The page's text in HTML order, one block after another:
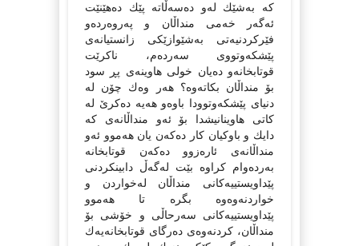
كە بەشێك لەو دەسەڵاتە پێك دەهێنێت
ئەگەر خەمی منداڵان و پەروەردەو
فێركردنیەتی بەشێوازێكی زانستیانەی
پێشكەوتووی سەردەم، ناكرێت
قوتابخانەو دەیان خولی هاوینەی پڕ سود
بۆ منداڵان بكاتەوە؟ هەر وەك چۆن لە
دنیای پێشكەوتوودا باوەو هەیە دەكرێ لە
كاتی هاوینانیشدا بۆ ئەو منداڵانەی كە
دایك و باوكیان كار دەكەن یان هەموو ئەو
منداڵانەی ئارەزوو دەكەن قوتابخانە
بەردەوام كراوە بێت لەگەڵ دابینكردنی
پێداویستییەكانی منداڵان لەخواردن و
خواردنەوەوە بگرە تا هەموو
پێداویستییەكانی سەرحاڵی و خۆشی بۆ
منداڵان، كردنەوەی دەرگای قوتابخانەیەك